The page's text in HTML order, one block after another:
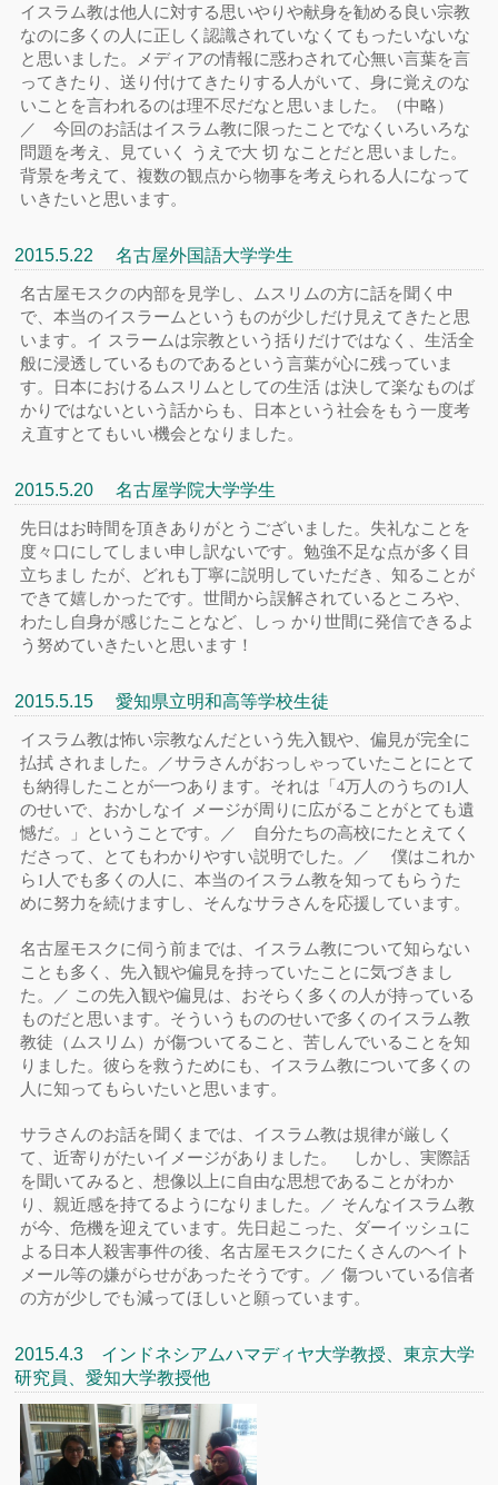
イスラム教は他人に対する思いやりや献身を勧める良い宗教
なのに多くの人に正しく認識されていなくてもったいないな
と思いました。メディアの情報に惑わされて心無い言葉を言
ってきたり、送り付けてきたりする人がいて、身に覚えのな
いことを言われるのは理不尽だなと思いました。（中略）
／ 今回のお話はイスラム教に限ったことでなくいろいろな
問題を考え、見ていく うえで大 切 なことだと思いました。
背景を考えて、複数の観点から物事を考えられる人になって
いきたいと思います。
2015.5.22 名古屋外国語大学学生
名古屋モスクの内部を見学し、ムスリムの方に話を聞く中
で、本当のイスラームというものが少しだけ見えてきたと思
います。イ スラームは宗教という括りだけではなく、生活全
般に浸透しているものであるという言葉が心に残っていま
す。日本におけるムスリムとしての生活 は決して楽なものば
かりではないという話からも、日本という社会をもう一度考
え直すとてもいい機会となりました。
2015.5.20 名古屋学院大学学生
先日はお時間を頂きありがとうございました。失礼なことを
度々口にしてしまい申し訳ないです。勉強不足な点が多く目
立ちまし たが、どれも丁寧に説明していただき、知ることが
できて嬉しかったです。世間から誤解されているところや、
わたし自身が感じたことなど、しっ かり世間に発信できるよ
う努めていきたいと思います！
2015.5.15 愛知県立明和高等学校生徒
イスラム教は怖い宗教なんだという先入観や、偏見が完全に
払拭 されました。／サラさんがおっしゃっていたことにとて
も納得したことが一つあります。それは「4万人のうちの1人
のせいで、おかしなイ メージが周りに広がることがとても遺
憾だ。」ということです。／ 自分たちの高校にたとえてく
ださって、とてもわかりやすい説明でした。／ 僕はこれか
ら1人でも多くの人に、本当のイスラム教を知ってもらうた
めに努力を続けますし、そんなサラさんを応援しています。
名古屋モスクに伺う前までは、イスラム教について知らない
ことも多く、先入観や偏見を持っていたことに気づきまし
た。／ この先入観や偏見は、おそらく多くの人が持っている
ものだと思います。そういうもののせいで多くのイスラム教
教徒（ムスリム）が傷ついてること、苦しんでいることを知
りました。彼らを救うためにも、イスラム教について多くの
人に知ってもらいたいと思います。
サラさんのお話を聞くまでは、イスラム教は規律が厳しく
て、近寄りがたいイメージがありました。 しかし、実際話
を聞いてみると、想像以上に自由な思想であることがわか
り、親近感を持てるようになりました。／ そんなイスラム教
が今、危機を迎えています。先日起こった、ダーイッシュに
よる日本人殺害事件の後、名古屋モスクにたくさんのヘイト
メール等の嫌がらせがあったそうです。／ 傷ついている信者
の方が少しでも減ってほしいと願っています。
2015.4.3 インドネシアムハマディヤ大学教授、東京大学
研究員、愛知大学教授他